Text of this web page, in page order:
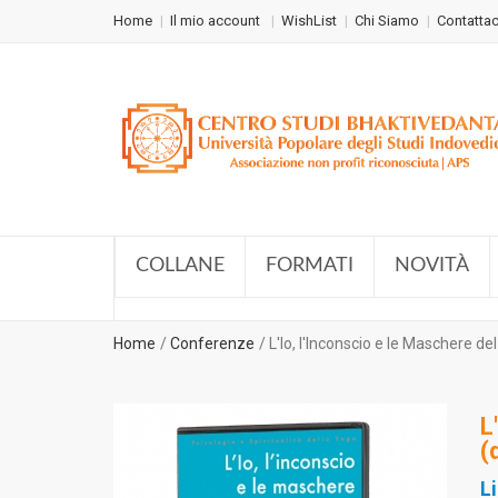
Home Il mio account WishList Chi Siamo
COLLANE FORMATI NOVITÀ
Home Conferenze L'Io, l'Inconscio e le Maschere